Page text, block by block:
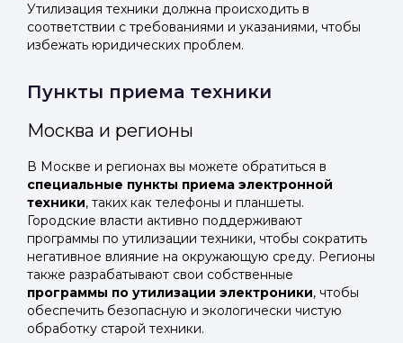
Утилизация техники должна происходить в
соответствии с требованиями и указаниями, чтобы
избежать юридических проблем.
Пункты приема техники
Москва и регионы
В Москве и регионах вы можете обратиться в
специальные пункты приема электронной
техники, таких как телефоны и планшеты.
Городские власти активно поддерживают
программы по утилизации техники, чтобы сократить
негативное влияние на окружающую среду. Регионы
также разрабатывают свои собственные
программы по утилизации электроники, чтобы
обеспечить безопасную и экологически чистую
обработку старой техники.